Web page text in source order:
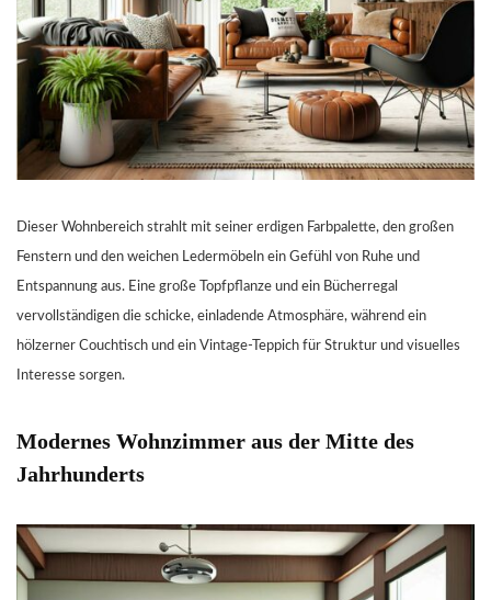
Dieser Wohnbereich strahlt mit seiner erdigen Farbpalette, den großen
Fenstern und den weichen Ledermöbeln ein Gefühl von Ruhe und
Entspannung aus. Eine große Topfpflanze und ein Bücherregal
vervollständigen die schicke, einladende Atmosphäre, während ein
hölzerner Couchtisch und ein Vintage-Teppich für Struktur und visuelles
Interesse sorgen.
Modernes Wohnzimmer aus der Mitte des
Jahrhunderts